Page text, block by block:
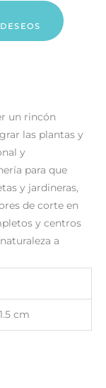
un rincón
las plantas y
y
para que
y jardineras,
de corte en
y centros
a
cm